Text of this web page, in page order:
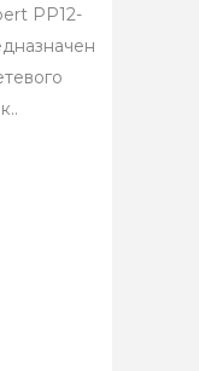
PP12-